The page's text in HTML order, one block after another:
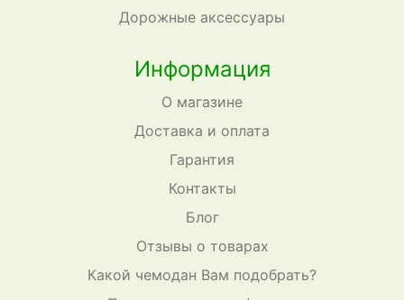
Дорожные аксессуары
Информация
О магазине
Доставка и оплата
Гарантия
Контакты
Блог
Отзывы о товарах
Какой чемодан Вам подобрать?